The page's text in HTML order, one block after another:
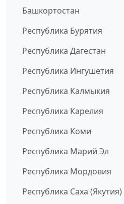
Башкортостан
Республика Бурятия
Республика Дагестан
Республика Ингушетия
Республика Калмыкия
Республика Карелия
Республика Коми
Республика Марий Эл
Республика Мордовия
Республика Саха (Якутия)